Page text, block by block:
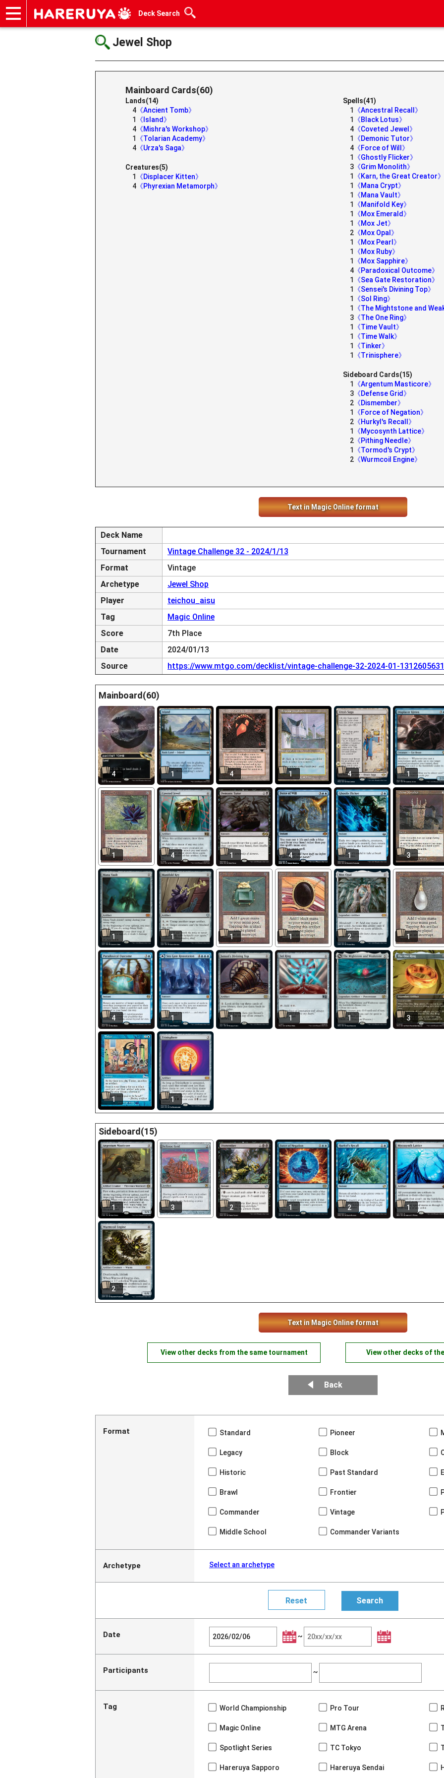
Deck Search
Jewel Shop
Mainboard Cards(60)
Lands(14)
4 《Ancient Tomb》
1
《Island》
4 《Mishra's Workshop》
1
《Tolarian Academy》
4 《Urza's Saga》
Creatures(5)
1
《Displacer Kitten》
4 《Phyrexian Metamorph》
Spells(41)
1
《Ancestral Recall》
1
《Black Lotus》
4 《Coveted Jewel》
1
《Demonic Tutor》
4 《Force of Will》
1
《Ghostly Flicker》
3 《Grim Monolith》
1
《Karn, the Great Creator》
1
《Mana Crypt》
1
《Mana Vault》
1
《Manifold Key》
1
《Mox Emerald》
1
《Mox Jet》
2 《Mox Opal》
1
《Mox Pearl》
1
《Mox Ruby》
1
《Mox Sapphire》
4 《Paradoxical Outcome》
1
《Sea Gate Restoration》
1
《Sensei's Divining Top》
1
《Sol Ring》
1
《The Mightstone and
3 《The One Ring》
1
《Time Vault》
1
《Time Walk》
1
《Tinker》
1
《Trinisphere》
Sideboard Cards(15)
1
《Argentum Masticore》
3 《Defense Grid》
2 《Dismember》
1
《Force of Negation》
2 《Hurkyl's Recall》
1
《Mycosynth Lattice》
2 《Pithing Needle》
1
《Tormod's Crypt》
2 《Wurmcoil Engine》
Text in Magic Online format
Deck Name
Tournament
Vintage Challenge 32 - 2024/1/13
Format
Vintage
Archetype
Jewel Shop
Player
teichou_aisu
Tag
Magic Online
Score
7th Place
Date
2024/01/13
Source
https://www.mtgo.com/decklist/vintage-challenge-32-2024-01-1312605631
Mainboard(60)
4 1 4 1 4 1
1 4 1 4 1 3
1 1 1 1 2 1
4 1 1 1 1 3
1 1
Sideboard(15)
1 3 2 1 2 1
2
Text in Magic Online format
View other decks from the same tournament View other decks of
Back
Format Standard Pioneer
Legacy Block
Historic Past Standard
Brawl Frontier
Commander Vintage
Middle School Commander Variants
Archetype Select an archetype
Date ~
Participants ~
Tag World Championship Pro Tour
Magic Online MTG Arena
Spotlight Series TC Tokyo
Hareruya Sapporo Hareruya Sendai